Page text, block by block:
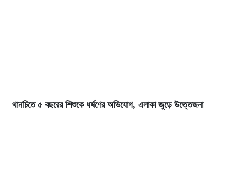
থানচিতে ৫ বছরের শিশুকে ধর্ষণের অভিযোগ, এলাকা জুড়ে উত্তেজনা